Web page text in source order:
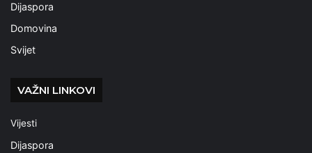
Dijaspora
Domovina
Svijet
VAŽNI LINKOVI
Vijesti
Dijaspora